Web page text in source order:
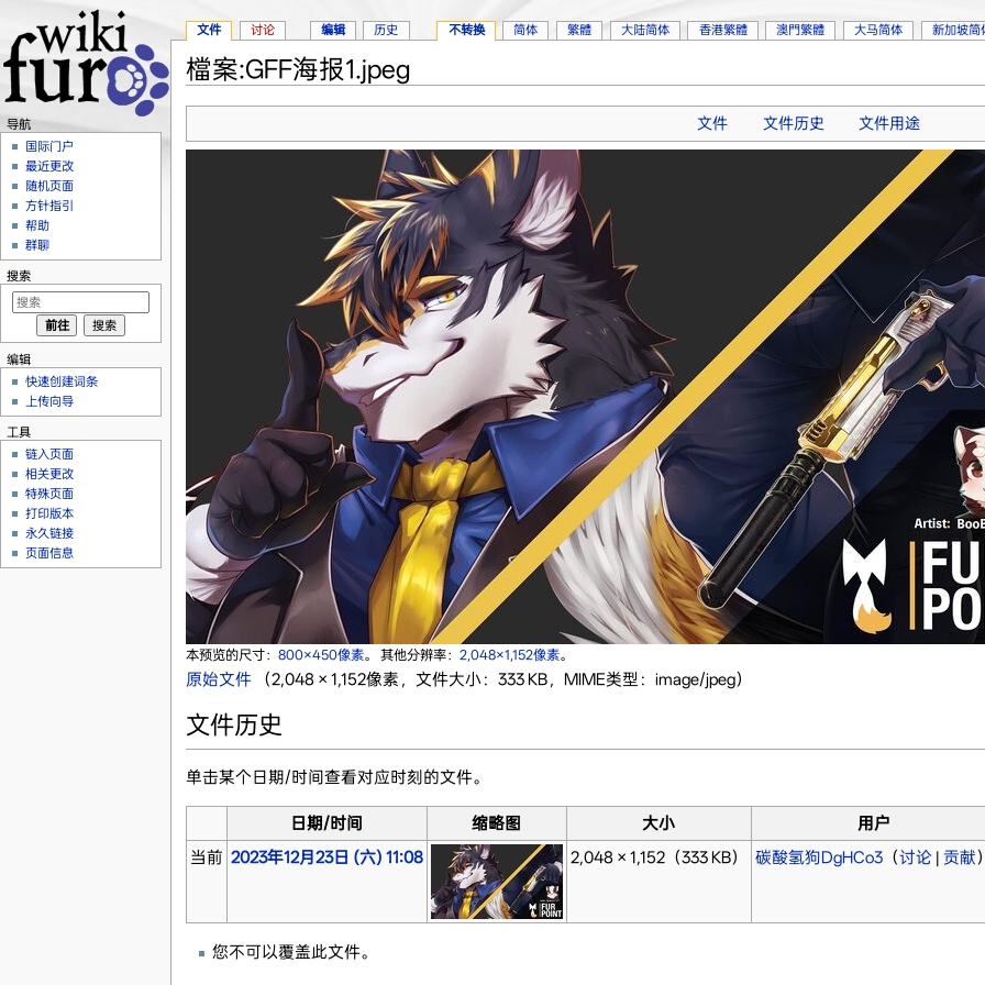
檔案:GFF海报1.jpeg
文件 文件历史 文件用途
本预览的尺寸： 800×450像素。 其他分辨率： 2,048×1,152像素。
原始文件‎ （2,048 × 1,152像素，文件大小：333 KB，MIME类型：image/jpeg）
文件历史
单击某个日期/时间查看对应时刻的文件。
日期/时间 缩略图 大小
用户
当前 2023年12月23日 (六) 11:08 2,048 × 1,152（333 KB） 碳酸氢狗DgHCo3（讨论| 贡献
您不可以覆盖此文件。
文件 讨论 编辑 历史 不转换 简体 繁體 大陆简体 香港繁體 澳門繁體 大马简体 新加坡简
导航
国际门户
最近更改
随机页面
方针指引
帮助
群聊
搜索
编辑
快速创建词条
上传向导
工具
链入页面
相关更改
特殊页面
打印版本
永久链接
页面信息